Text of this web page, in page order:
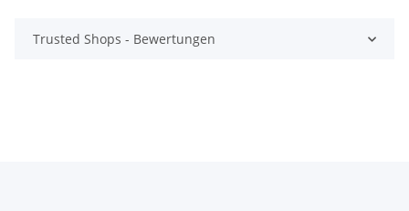
Trusted Shops - Bewertungen